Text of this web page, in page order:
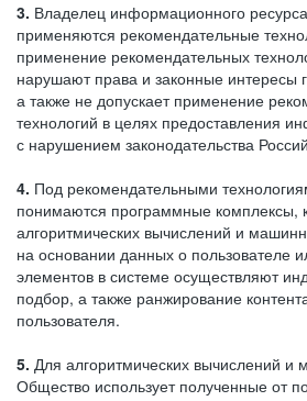
3. Владелец информационного
применяются рекомендательные
применение рекомендательных
нарушают права и законные интересы
а также не допускает применение
технологий в целях предоставления
с нарушением законодательства
4. Под рекомендательными
понимаются программные комплексы,
алгоритмических вычислений и
на основании данных о пользователе
элементов в системе осуществляют
подбор, а также ранжирование
пользователя.
5. Для алгоритмических вычислений и
Общество использует полученные от